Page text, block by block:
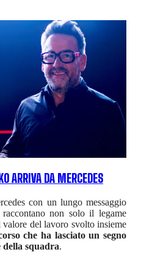
ARRIVA DA MERCEDES
con un lungo messaggio
non solo il legame
del lavoro svolto insieme
che ha lasciato un segno
squadra.